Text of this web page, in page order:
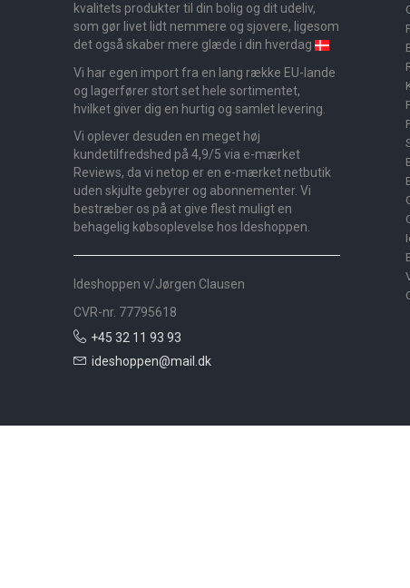
kvalitets produkter til din bolig og dit udeliv,
som gør livet lidt nemmere og sjovere, ligesom
det også skaber mere glæde i din hverdag
Vi har egen import fra en lang række EU-lande
og lagerfører stort set hele sortimentet,
hvilket giver dig en hurtig og samlet levering.
Vi oplever desuden en meget høj
kundetilfredshed på 4,9/5 via e-mærket
Reviews, da vi netop er en e-mærket netbutik
uden skjulte gebyrer og abonnementer. Vi
bestræber os på at give flest muligt en
behagelig købsoplevelse hos Ideshoppen.
Ideshoppen v/Jørgen Clausen
CVR-nr. 77795618
+45 32 11 93 93
ideshoppen@mail.dk